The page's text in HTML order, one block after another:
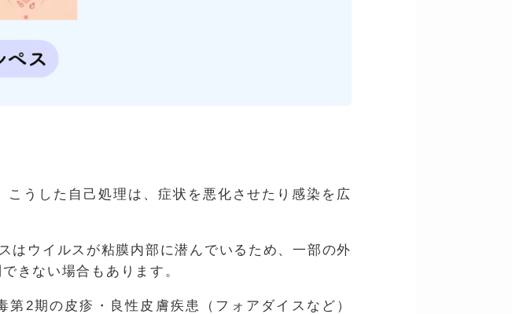
うした自己処理は、症状を悪化させたり感染を広
はウイルスが粘膜内部に潜んでいるため、一部の外
きない場合もあります。
2期の皮疹・良性皮膚疾患（フォアダイスなど）